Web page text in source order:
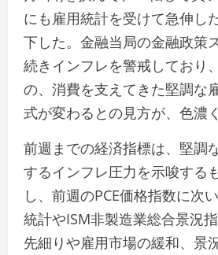
にも雇用統計を受けて急伸し
下した。金融当局の金融政策
続きインフレを警戒しており
の、消費を支えてきた堅調な
式が変わるとの見方が、色濃
前週までの経済指標は、堅調
するインフレ圧力を示唆する
し、前週のPCE価格指数に次
統計やISM非製造業総合景況
先細りや雇用市場の緩和、景